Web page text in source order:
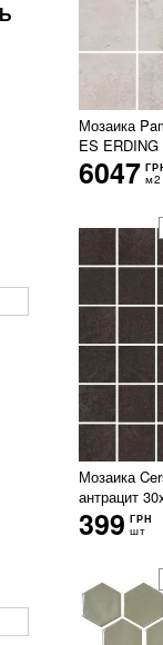
Мозаика
ES
6047 м2
Мозаика
антрацит
399 ГРН
шт